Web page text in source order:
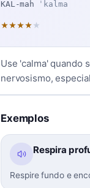
KAL-mah ˈkalma
★★★★ ★
Use 'calma' quando
nervosismo,
Exemplos
Respira
Respire fundo e